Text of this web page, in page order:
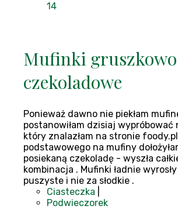
14
Mufinki
czekoladowe
Ponieważ dawno nie piekłam
postanowiłam dzisiaj wypróbować
który znalazłam na stronie
podstawowego na mufiny
posiekaną czekoladę - wyszła
kombinacja . Mufinki ładnie
puszyste i nie za słodkie .
Ciasteczka
Podwieczorek